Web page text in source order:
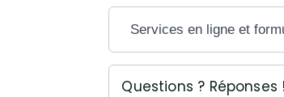
Services en ligne et
Questions ? Réponses !